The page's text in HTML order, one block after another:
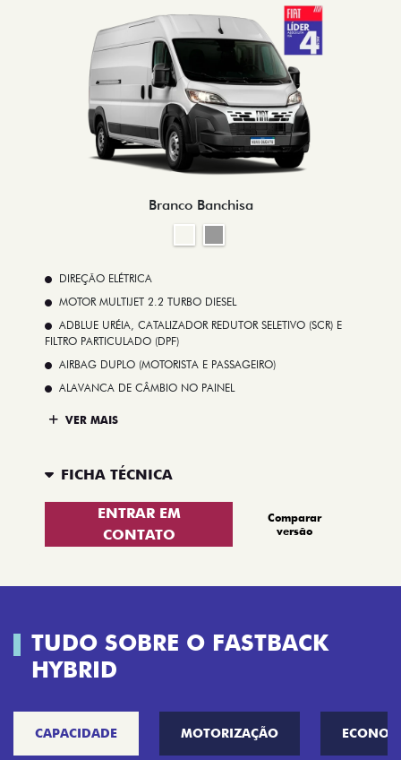
Branco Banchisa
DIREÇÃO ELÉTRICA
MOTOR MULTIJET 2.2 TURBO DIESEL
ADBLUE URÉIA, CATALIZADOR REDUTOR SELETIVO (SCR) E
FILTRO PARTICULADO (DPF)
AIRBAG DUPLO (MOTORISTA E PASSAGEIRO)
ALAVANCA DE CÂMBIO NO PAINEL
VER MAIS
FICHA TÉCNICA
ENTRAR EM
CONTATO
Comparar
versão
TUDO SOBRE O FASTBACK
HYBRID
CAPACIDADE MOTORIZAÇÃO